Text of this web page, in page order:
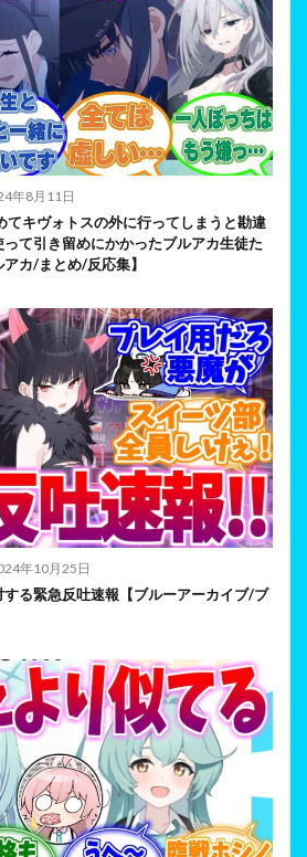
年8月11日
てキヴォトスの外に行ってしまうと勘違
て引き留めにかかったブルアカ生徒た
カ/まとめ/反応集】
年10月25日
る緊急反吐速報【ブルーアーカイブ/ブ